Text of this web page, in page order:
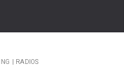
| RADIOS